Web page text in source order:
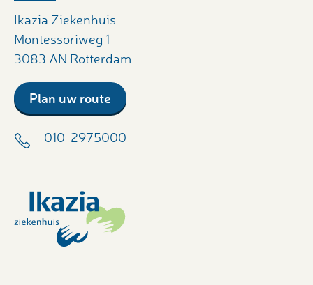
Ikazia Ziekenhuis
Montessoriweg 1
3083 AN Rotterdam
Plan uw route
010-2975000